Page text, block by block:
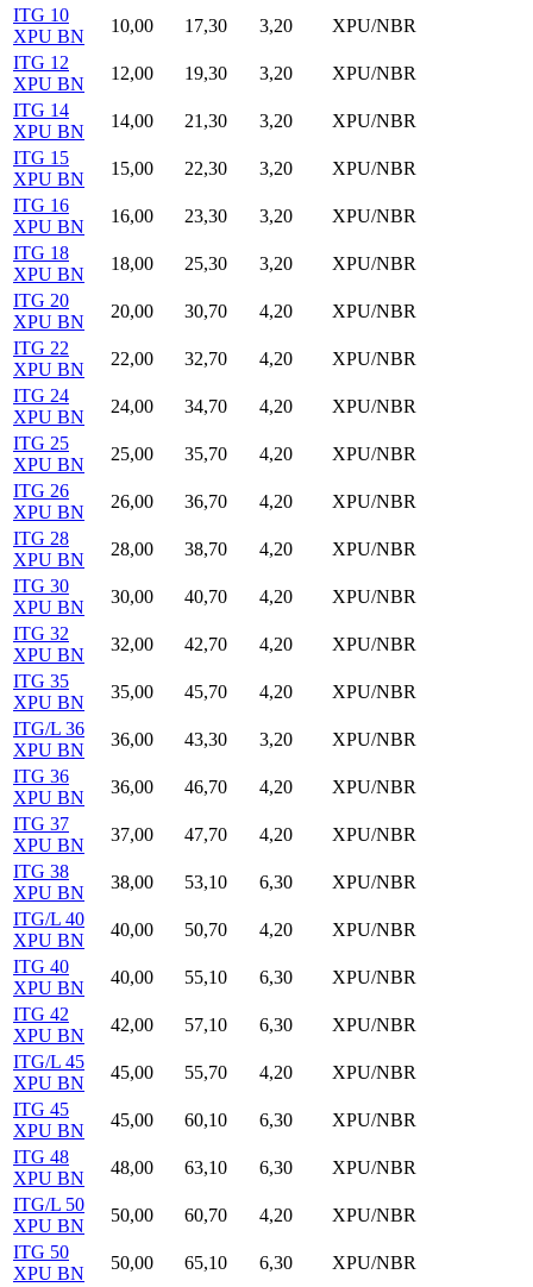
ITG 10
XPU BN
10,00 17,30 3,20
XPU/NBR
ITG 12
XPU BN
12,00 19,30 3,20
XPU/NBR
ITG 14
XPU BN
14,00 21,30 3,20
XPU/NBR
ITG 15
XPU BN
15,00 22,30 3,20
XPU/NBR
ITG 16
XPU BN
16,00 23,30 3,20
XPU/NBR
ITG 18
XPU BN
18,00 25,30 3,20
XPU/NBR
ITG 20
XPU BN
20,00 30,70 4,20
XPU/NBR
ITG 22
XPU BN
22,00 32,70 4,20
XPU/NBR
ITG 24
XPU BN
24,00 34,70 4,20
XPU/NBR
ITG 25
XPU BN
25,00 35,70 4,20
XPU/NBR
ITG 26
XPU BN
26,00 36,70 4,20
XPU/NBR
ITG 28
XPU BN
28,00 38,70 4,20
XPU/NBR
ITG 30
XPU BN
30,00 40,70 4,20
XPU/NBR
ITG 32
XPU BN
32,00 42,70 4,20
XPU/NBR
ITG 35
XPU BN
35,00 45,70 4,20
XPU/NBR
ITG/L 36
XPU BN
36,00 43,30 3,20
XPU/NBR
ITG 36
XPU BN
36,00 46,70 4,20
XPU/NBR
ITG 37
XPU BN
37,00 47,70 4,20
XPU/NBR
ITG 38
XPU BN
38,00 53,10 6,30
XPU/NBR
ITG/L 40
XPU BN
40,00 50,70 4,20
XPU/NBR
ITG 40
XPU BN
40,00 55,10 6,30
XPU/NBR
ITG 42
XPU BN
42,00 57,10 6,30
XPU/NBR
ITG/L 45
XPU BN
45,00 55,70 4,20
XPU/NBR
ITG 45
XPU BN
45,00 60,10 6,30
XPU/NBR
ITG 48
XPU BN
48,00 63,10 6,30
XPU/NBR
ITG/L 50
XPU BN
50,00 60,70 4,20
XPU/NBR
ITG 50
XPU BN
50,00 65,10 6,30
XPU/NBR